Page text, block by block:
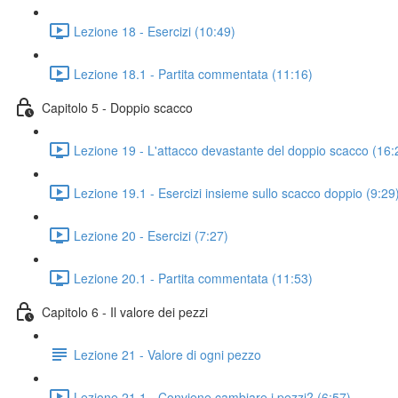
Lezione 18 - Esercizi (10:49)
Lezione 18.1 - Partita commentata (11:16)
Capitolo 5 - Doppio scacco
Lezione 19 - L'attacco devastante del doppio scacco
Lezione 19.1 - Esercizi insieme sullo scacco doppio (9:29)
Lezione 20 - Esercizi (7:27)
Lezione 20.1 - Partita commentata (11:53)
Capitolo 6 - Il valore dei pezzi
Lezione 21 - Valore di ogni pezzo